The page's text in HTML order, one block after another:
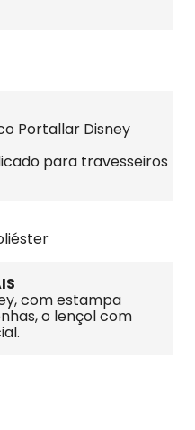
Portallar Disney
para travesseiros
com estampa
o lençol com